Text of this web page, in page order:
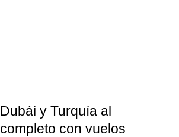
Dubái y Turquía al
completo con vuelos